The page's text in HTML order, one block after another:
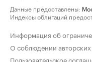
Данные предоставлены:
Индексы облигаций
Информация об
О соблюдении авторских
Пользовательское